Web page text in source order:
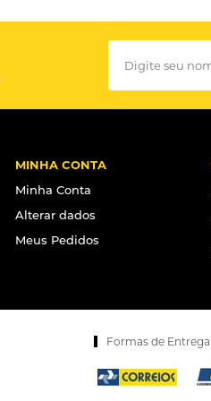
MINHA CONTA
Minha Conta
Alterar dados
Meus Pedidos
Formas de Entrega